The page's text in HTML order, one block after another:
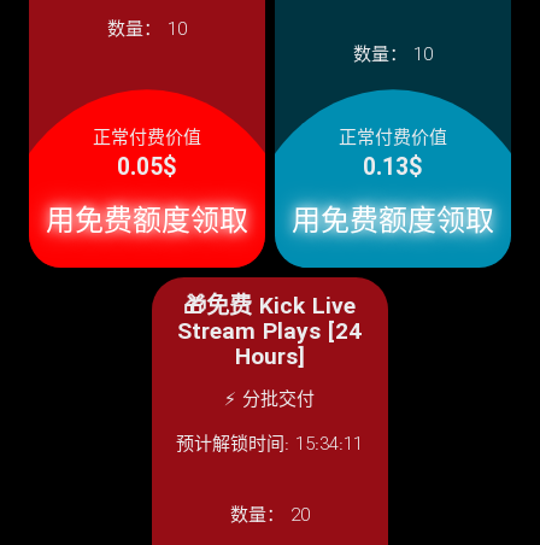
数量： 10
正常付费价值
0.05$
用免费额度领取
数量： 10
正常付费价值
0.13$
用免费额度领取
🎁免费 Kick Live
Stream Plays [24
Hours]
⚡ 分批交付
预计解锁时间: 15:34:11
数量： 20